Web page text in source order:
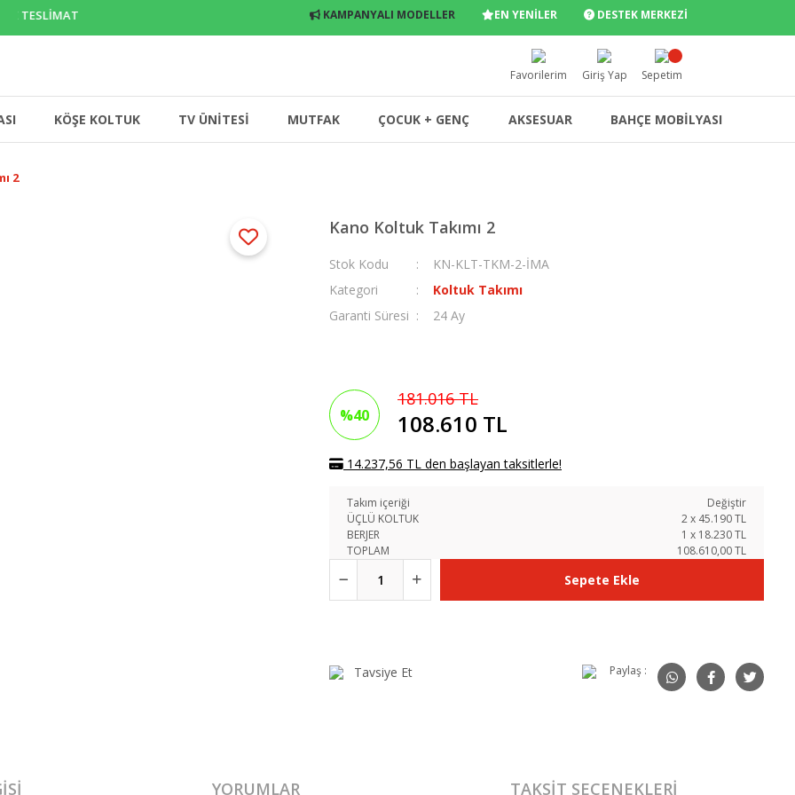
TESLİMAT KAMPANYALI MODELLER EN YENİLER DESTEK MERKEZİ
Favorilerim Giriş Yap Sepetim
KÖŞE KOLTUK TV ÜNİTESİ MUTFAK ÇOCUK + GENÇ AKSESUAR BAHÇE MOBİLYASI
2
Kano Koltuk Takımı 2
Stok Kodu
KN-KLT-TKM-2-İMA
Kategori
Koltuk Takımı
Garanti Süresi
24 Ay
%40
181.016 TL
108.610 TL
14.237,56 TL den başlayan taksitlerle!
Takım içeriği
Değiştir
ÜÇLÜ KOLTUK
2x 45.190TL
BERJER
1 x 18.230TL
TOPLAM
108.610,00 TL
Sepete Ekle
Tavsiye Et Paylaş :
YORUMLAR TAKSIT SEÇENEKLERI